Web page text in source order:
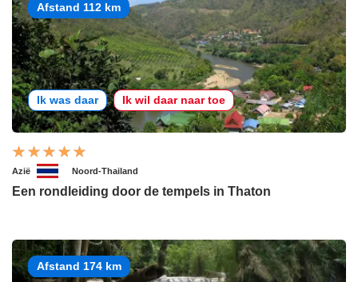
Afstand 112 km
Ik was daar Ik wil daar naar toe
Azië Noord-Thailand
Een rondleiding door de tempels in Thaton
Afstand 174 km